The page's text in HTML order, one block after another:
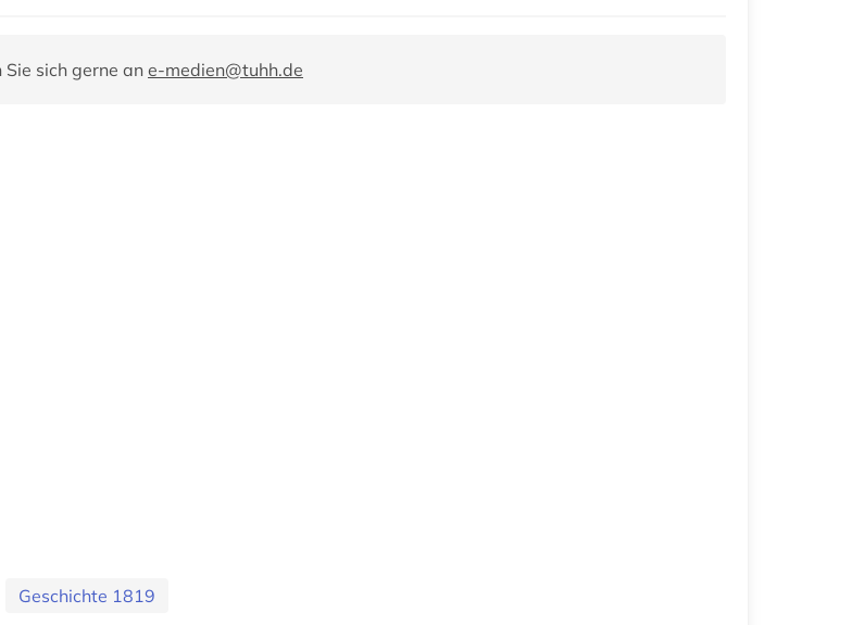
sich gerne an e-medien@tuhh.de
Geschichte 1819